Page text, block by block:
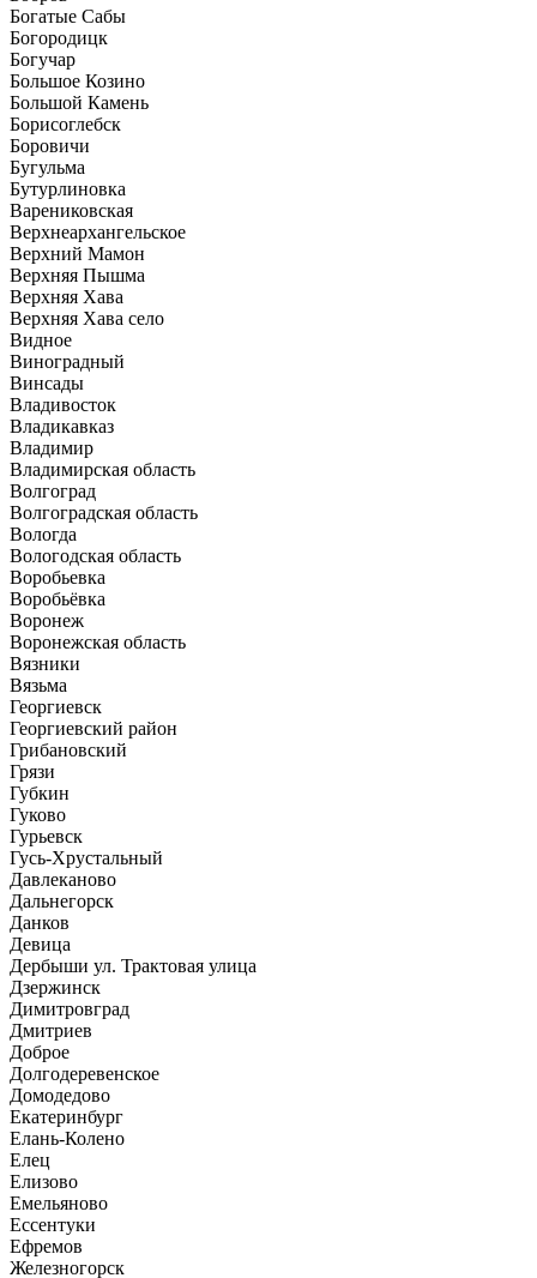
Богатые Сабы
Богородицк
Богучар
Большое Козино
Большой Камень
Борисоглебск
Боровичи
Бугульма
Бутурлиновка
Варениковская
Верхнеархангельское
Верхний Мамон
Верхняя Пышма
Верхняя Хава
Верхняя Хава село
Видное
Виноградный
Винсады
Владивосток
Владикавказ
Владимир
Владимирская область
Волгоград
Волгоградская область
Вологда
Вологодская область
Воробьевка
Воробьёвка
Воронеж
Воронежская область
Вязники
Вязьма
Георгиевск
Георгиевский район
Грибановский
Грязи
Губкин
Гуково
Гурьевск
Гусь-Хрустальный
Давлеканово
Дальнегорск
Данков
Девица
Дербыши ул. ​Трактовая улица
Дзержинск
Димитровград
Дмитриев
Доброе
Долгодеревенское
Домодедово
Екатеринбург
Елань-Колено
Елец
Елизово
Емельяново
Ессентуки
Ефремов
Железногорск